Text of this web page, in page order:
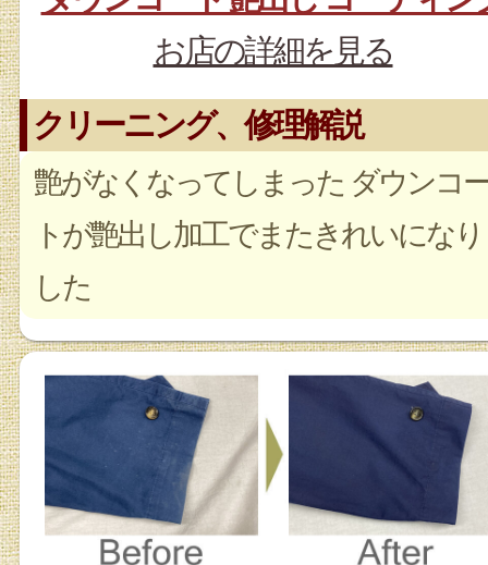
お店の詳細を見る
クリーニング、修理解説
艶がなくなってしまった ダウンコ
トが艶出し加工でまたきれいにな
した